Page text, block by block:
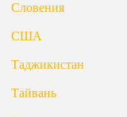
Словения
США
Таджикистан
Тайвань